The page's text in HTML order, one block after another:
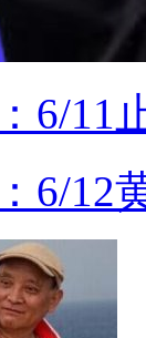
6/11
6/12